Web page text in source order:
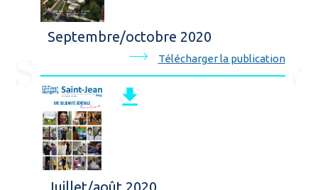
Septembre/octobre 2020
Télécharger la publication